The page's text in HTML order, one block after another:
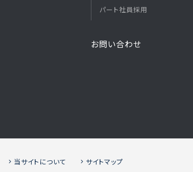
パート社員採用
お問い合わせ
当サイトについて サイトマップ